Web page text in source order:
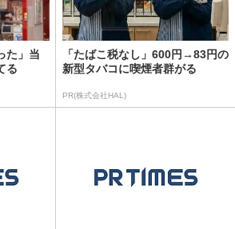
た」当
る
「たばこ税なし」600円→83円の
新型タバコに喫煙者群がる
PR(株式会社HAL)